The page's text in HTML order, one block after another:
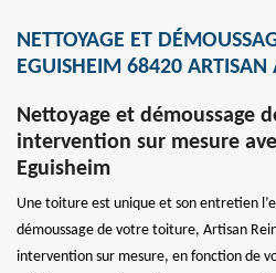
NETTOYAGE ET
EGUISHEIM 68420 ARTISAN
Nettoyage et démoussage
intervention sur mesure
Eguisheim
Une toiture est unique et son entretien
démoussage de votre toiture, Artisan
intervention sur mesure, en fonction de